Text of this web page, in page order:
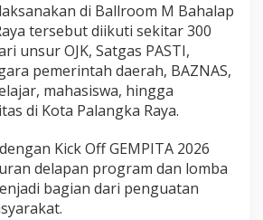
di Ballroom M Bahalap
tersebut diikuti sekitar 300
unsur OJK, Satgas PASTI,
pemerintah daerah, BAZNAS,
mahasiswa, hingga
di Kota Palangka Raya.
Kick Off GEMPITA 2026
delapan program dan lomba
bagian dari penguatan